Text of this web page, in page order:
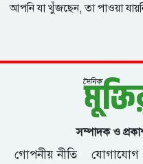
আপনি যা খুঁজছেন, তা পাওয়া
সম্পাদক ও
গোপনীয় নীতি যোগাযোগ